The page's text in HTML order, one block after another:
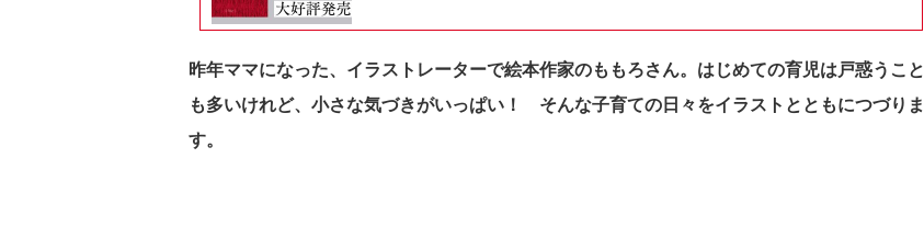
昨年ママになった、イラストレーターで絵本作家のももろさん。はじめての育児は戸惑うこと
も多いけれど、小さな気づきがいっぱい！ そんな子育ての日々をイラストとともにつづりま
す。